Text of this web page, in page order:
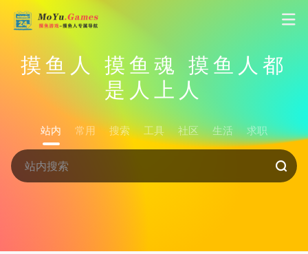
摸鱼人 摸鱼魂 摸鱼人都
是人上人
站内 常用 搜索 工具 社区 生活 求职